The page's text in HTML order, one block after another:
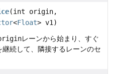
(int origin,
<Float> v1)
レーンから始まり、すぐ
続して、隣接するレーンのセ